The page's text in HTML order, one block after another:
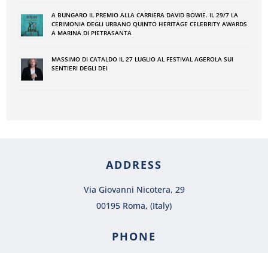
A BUNGARO IL PREMIO ALLA CARRIERA DAVID BOWIE. IL 29/7 LA
CERIMONIA DEGLI URBANO QUINTO HERITAGE CELEBRITY AWARDS
A MARINA DI PIETRASANTA
MASSIMO DI CATALDO IL 27 LUGLIO AL FESTIVAL AGEROLA SUI
SENTIERI DEGLI DEI
ADDRESS
Via Giovanni Nicotera, 29
00195 Roma, (Italy)
PHONE